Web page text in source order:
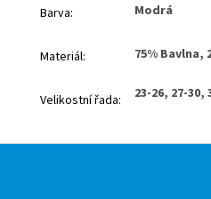
Barva: Modrá
Materiál: 75% Bavlna,
Velikostní řada: 23-26, 27-30,